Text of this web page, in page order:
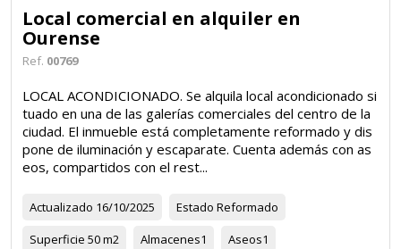
Local comercial en alquiler en
Ourense
Ref. 00769
LOCAL ACONDICIONADO. Se alquila local acondicionado si
tuado en una de las galerías comerciales del centro de la
ciudad. El inmueble está completamente reformado y dis
pone de iluminación y escaparate. Cuenta además con as
eos, compartidos con el rest...
Actualizado 16/10/2025 Estado Reformado
Superficie 50 m2 Almacenes1 Aseos1